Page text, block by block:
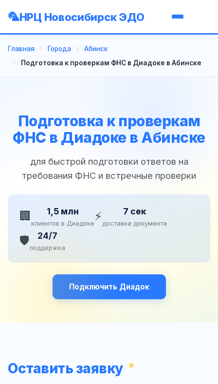
НРЦ Новосибирск ЭДО
Главная Города
Абинск
Подготовка к проверкам ФНС в Диадоке в Абинске
Подготовка к проверкам
ФНС в Диадоке в Абинске
для быстрой подготовки ответов на
требования ФНС и встречные проверки
🏢 1,5 млн
клиентов в Диадоке⚡ 7 сек
доставка документа
🛡️ 24/7
поддержка
Подключить Диадок
Оставить заявку